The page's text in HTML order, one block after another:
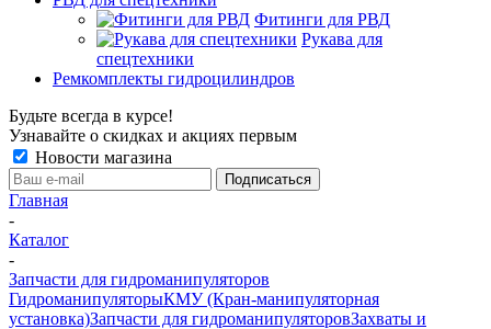
Фитинги для РВД
Рукава для
спецтехники
Ремкомплекты гидроцилиндров
Будьте всегда в курсе!
Узнавайте о скидках и акциях первым
Новости магазина
Главная
-
Каталог
-
Запчасти для гидроманипуляторов
ГидроманипуляторыКМУ (Кран-манипуляторная
установка)Запчасти для гидроманипуляторовЗахваты и